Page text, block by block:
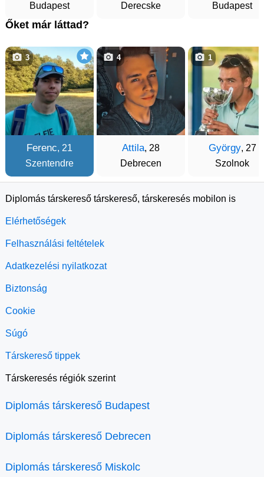
Budapest
Derecske
Budapest
Őket már láttad?
Ferenc, 21
Szentendre
3
Attila, 28
Debrecen
4
György, 27
Szolnok
1
Diplomás társkereső társkereső, társkeresés mobilon is
Elérhetőségek
Felhasználási feltételek
Adatkezelési nyilatkozat
Biztonság
Cookie
Súgó
Társkereső tippek
Társkeresés régiók szerint
Diplomás társkereső Budapest
Diplomás társkereső Debrecen
Diplomás társkereső Miskolc